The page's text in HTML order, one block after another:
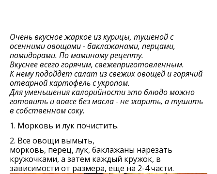
Очень вкусное жаркое из курицы, тушеной с
осенними овощами - баклажанами, перцами,
помидорами. По маминому рецепту.
Вкуснее всего горячим, свежеприготовленным.
К нему подойдет салат из свежих овощей и горячий
отварной картофель с укропом.
Для уменьшения калорийности это блюдо можно
готовить и вовсе без масла - не жарить, а тушить
в собственном соку.
1. Морковь и лук почистить.
2. Все овощи вымыть,
морковь, перец, лук, баклажаны нарезать
кружочками, а затем каждый кружок, в
зависимости от размера, еще на 2-4 части.